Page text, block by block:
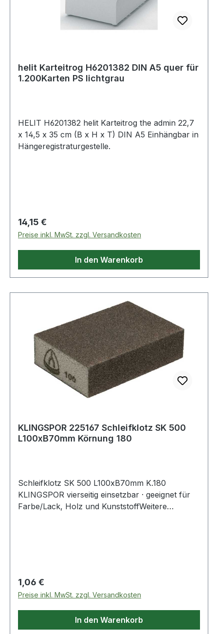
helit Karteitrog H6201382 DIN A5 quer für
1.200Karten PS lichtgrau
HELIT H6201382 helit Karteitrog the admin 22,7
x 14,5 x 35 cm (B x H x T) DIN A5 Einhängbar in
Hängeregistraturgestelle.
Regulärer Preis:
14,15 €
Preise inkl. MwSt. zzgl. Versandkosten
In den Warenkorb
KLINGSPOR 225167 Schleifklotz SK 500
L100xB70mm Körnung 180
Schleifklotz SK 500 L100xB70mm K.180
KLINGSPOR vierseitig einsetzbar · geeignet für
Farbe/Lack, Holz und KunststoffWeitere
Regulärer Preis:
1,06 €
Preise inkl. MwSt. zzgl. Versandkosten
In den Warenkorb